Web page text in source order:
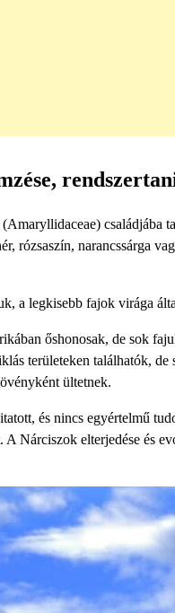
rózsaszín, narancssárga
a legkisebb fajok virága
őshonosak, de sok
területeken találhatók,
ültetnek.
és nincs egyértelmű
Nárciszok elterjedése és